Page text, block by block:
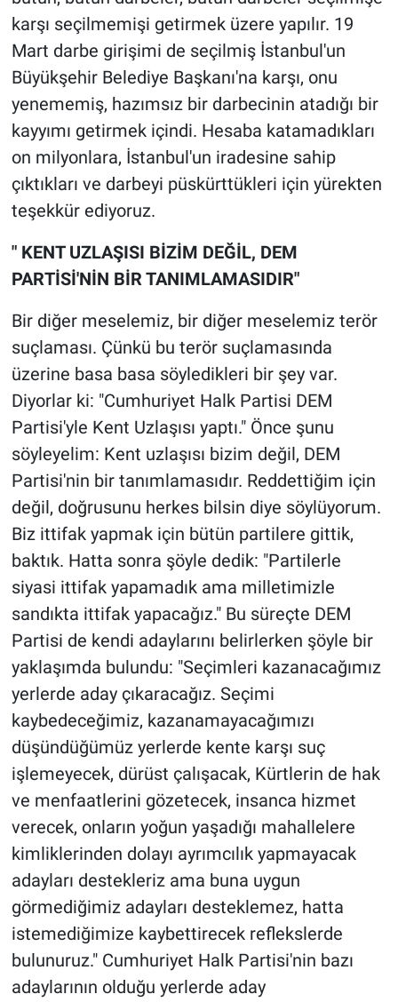
karşı seçilmemişi getirmek üzere yapılır. 19
Mart darbe girişimi de seçilmiş İstanbul'un
Büyükşehir Belediye Başkanı'na karşı, onu
yenememiş, hazımsız bir darbecinin atadığı bir
kayyımı getirmek içindi. Hesaba katamadıkları
on milyonlara, İstanbul'un iradesine sahip
çıktıkları ve darbeyi püskürttükleri için yürekten
teşekkür ediyoruz.
" KENT UZLAŞISI BİZİM DEĞİL, DEM
PARTİSİ'NİN BİR TANIMLAMASIDIR"
Bir diğer meselemiz, bir diğer meselemiz terör
suçlaması. Çünkü bu terör suçlamasında
üzerine basa basa söyledikleri bir şey var.
Diyorlar ki: "Cumhuriyet Halk Partisi DEM
Partisi'yle Kent Uzlaşısı yaptı." Önce şunu
söyleyelim: Kent uzlaşısı bizim değil, DEM
Partisi'nin bir tanımlamasıdır. Reddettiğim için
değil, doğrusunu herkes bilsin diye söylüyorum.
Biz ittifak yapmak için bütün partilere gittik,
baktık. Hatta sonra şöyle dedik: "Partilerle
siyasi ittifak yapamadık ama milletimizle
sandıkta ittifak yapacağız." Bu süreçte DEM
Partisi de kendi adaylarını belirlerken şöyle bir
yaklaşımda bulundu: "Seçimleri kazanacağımız
yerlerde aday çıkaracağız. Seçimi
kaybedeceğimiz, kazanamayacağımızı
düşündüğümüz yerlerde kente karşı suç
işlemeyecek, dürüst çalışacak, Kürtlerin de hak
ve menfaatlerini gözetecek, insanca hizmet
verecek, onların yoğun yaşadığı mahallelere
kimliklerinden dolayı ayrımcılık yapmayacak
adayları destekleriz ama buna uygun
görmediğimiz adayları desteklemez, hatta
istemediğimize kaybettirecek reflekslerde
bulunuruz." Cumhuriyet Halk Partisi'nin bazı
adaylarının olduğu yerlerde aday